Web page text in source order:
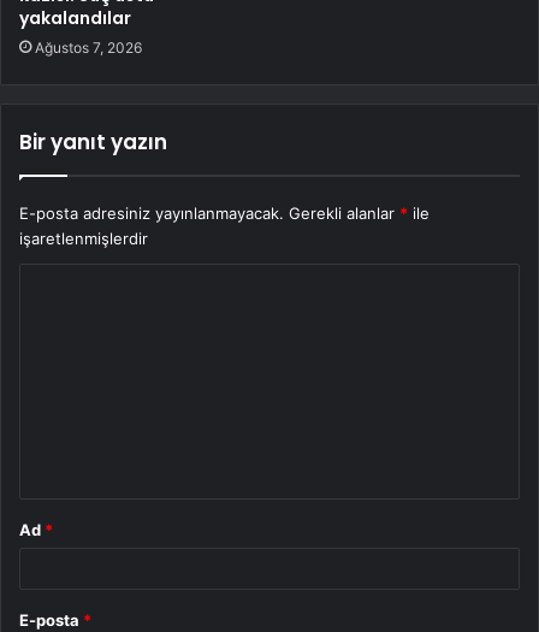
yakalandılar
Ağustos 7, 2026
Bir yanıt yazın
E-posta adresiniz yayınlanmayacak. Gerekli alanlar * ile
işaretlenmişlerdir
Ad *
E-posta *